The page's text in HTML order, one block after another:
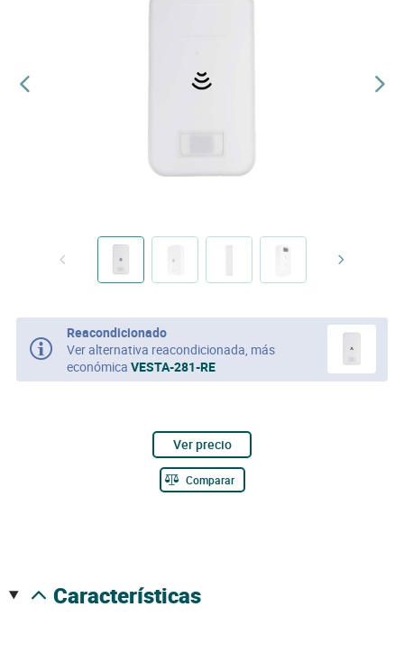
Reacondicionado
Ver alternativa reacondicionada, más
económicaVESTA-281-RE
Ver precio
Comparar
características